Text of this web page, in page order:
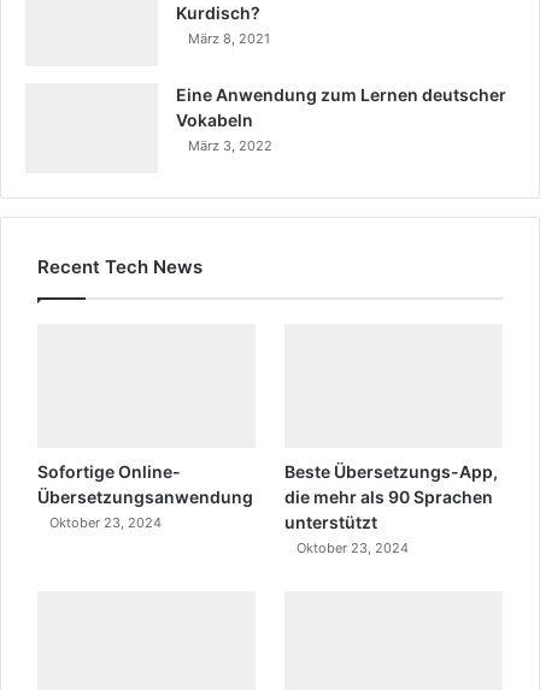
Kurdisch?
März 8, 2021
Eine Anwendung zum Lernen deutscher
Vokabeln
März 3, 2022
Recent Tech News
Sofortige Online-
Übersetzungsanwendung
Oktober 23, 2024
Beste Übersetzungs-App,
die mehr als 90 Sprachen
unterstützt
Oktober 23, 2024